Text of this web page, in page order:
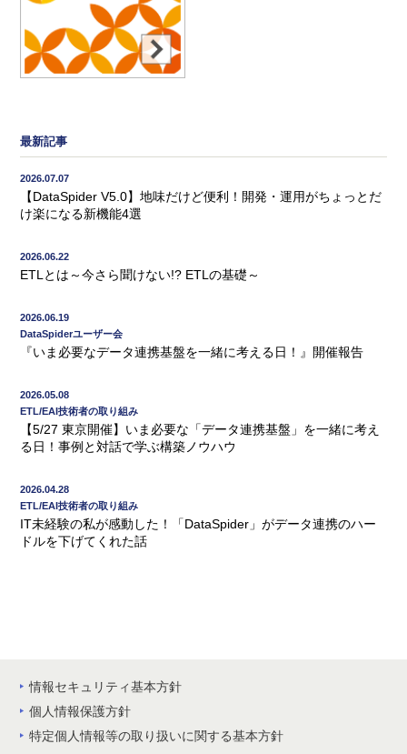
最新記事
2026.07.07
【DataSpider V5.0】地味だけど便利！開発・運用がちょっとだ
け楽になる新機能4選
2026.06.22
ETLとは～今さら聞けない!? ETLの基礎～
2026.06.19
DataSpiderユーザー会
『いま必要なデータ連携基盤を一緒に考える日！』開催報告
2026.05.08
ETL/EAI技術者の取り組み
【5/27 東京開催】いま必要な「データ連携基盤」を一緒に考え
る日！事例と対話で学ぶ構築ノウハウ
2026.04.28
ETL/EAI技術者の取り組み
IT未経験の私が感動した！「DataSpider」がデータ連携のハー
ドルを下げてくれた話
情報セキュリティ基本方針
個人情報保護方針
特定個人情報等の取り扱いに関する基本方針